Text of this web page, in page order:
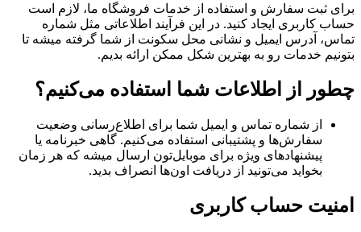
برای ثبت سفارش و استفاده از خدمات فروشگاه ما، لازم است
حساب کاربری ایجاد کنید. در این فرآیند اطلاعاتی مثل شماره
تماس، آدرس ایمیل و نشانی محل سکونت از شما گرفته میشه تا
بتونیم خدمات رو به بهترین شکل ممکن ارائه بدیم.
چطور از اطلاعات شما استفاده می‌کنیم؟
از شماره تماس و ایمیل شما برای اطلاع‌رسانی وضعیت
سفارش‌ها و پشتیبانی استفاده می‌کنیم. گاهی خبرنامه یا
پیشنهادهای ویژه برای موبایل‌تون ارسال میشه که هر زمان
بخواید می‌تونید از دریافت اون‌ها انصراف بدید.
امنیت حساب کاربری